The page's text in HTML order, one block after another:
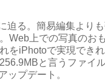
迫る。簡易編集より
Web上での写真のお
をiPhotoで実現でき
と言うファイ
ップデート。